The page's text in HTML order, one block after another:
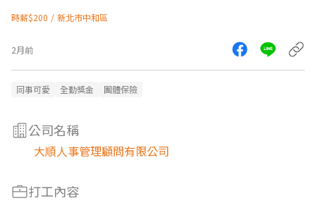
時薪$200 / 新北市中和區
2月前
同事可愛 全勤獎金 團體保險
公司名稱
大順人事管理顧問有限公司
打工內容